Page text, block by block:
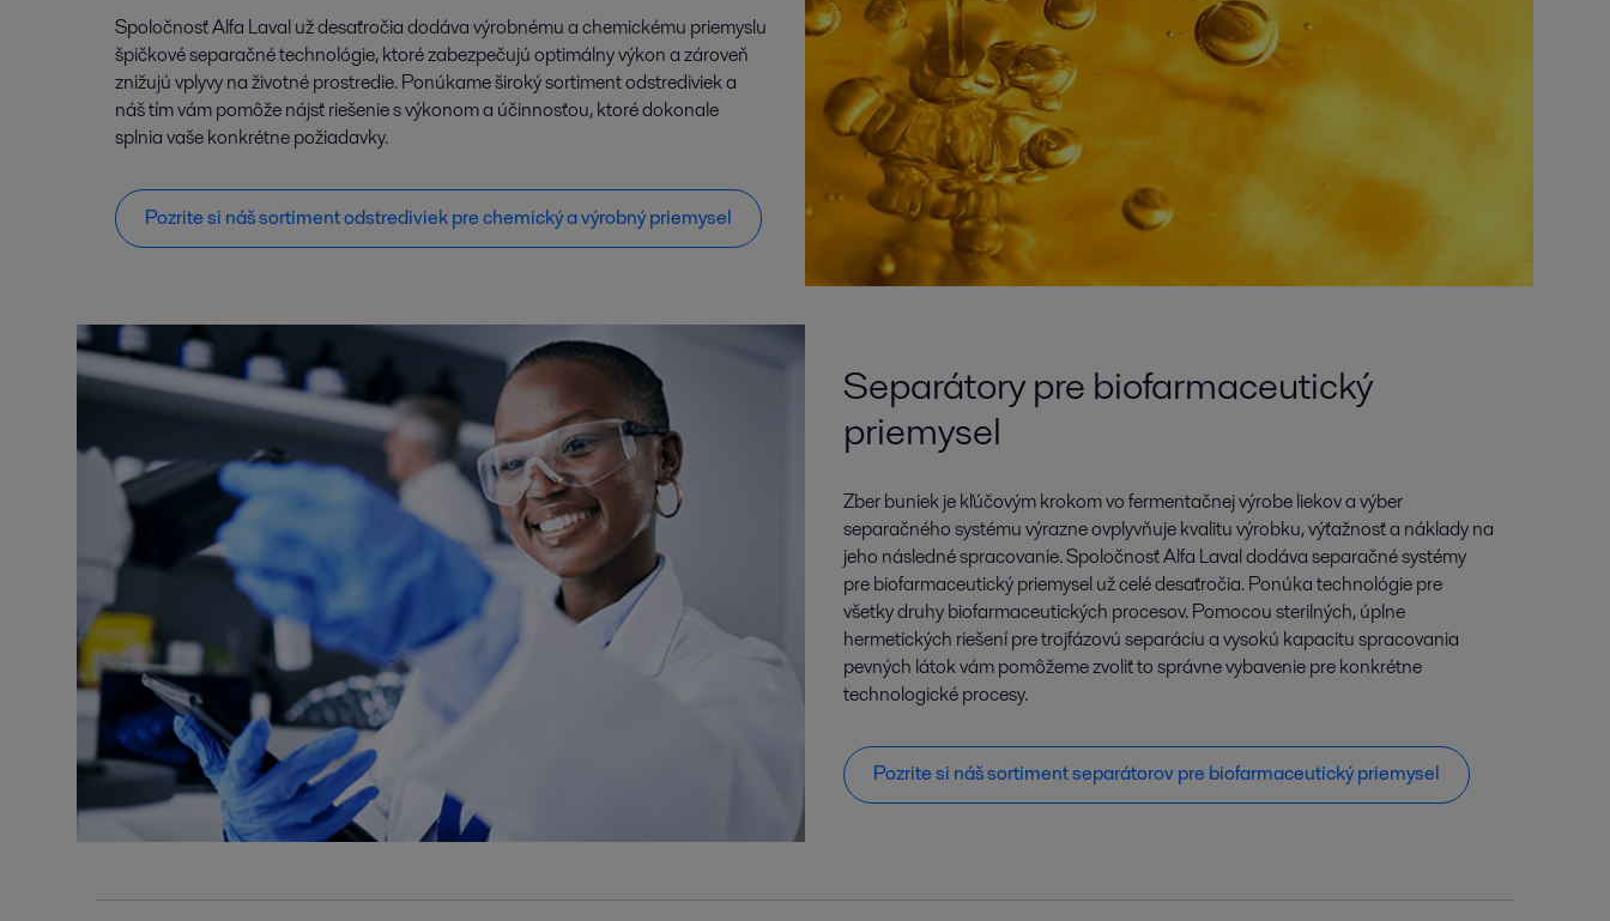
Spoločnosť Alfa Laval už desaťročia dodáva výrobnému a chemickému priemyslu
špičkové separačné technológie, ktoré zabezpečujú optimálny výkon a zároveň
znižujú vplyvy na životné prostredie. Ponúkame široký sortiment odstrediviek a
náš tím vám pomôže nájsť riešenie s výkonom a účinnosťou, ktoré dokonale
splnia vaše konkrétne požiadavky.
Pozrite si náš sortiment odstrediviek pre chemický a výrobný priemysel
Separátory pre biofarmaceutický
priemysel
Zber buniek je kľúčovým krokom vo fermentačnej výrobe liekov a výber
separačného systému výrazne ovplyvňuje kvalitu výrobku, výťažnosť a náklady na
jeho následné spracovanie. Spoločnosť Alfa Laval dodáva separačné systémy
pre biofarmaceutický priemysel už celé desaťročia. Ponúka technológie pre
všetky druhy biofarmaceutických procesov. Pomocou sterilných, úplne
hermetických riešení pre trojfázovú separáciu a vysokú kapacitu spracovania
pevných látok vám pomôžeme zvoliť to správne vybavenie pre konkrétne
technologické procesy.
Pozrite si náš sortiment separátorov pre biofarmaceutický priemysel